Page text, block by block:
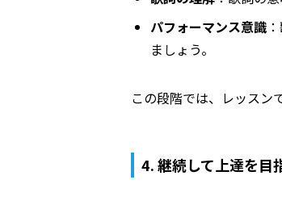
パフォーマンス意識
ましょう。
この段階では、レッスン
4. 継続して上達を目